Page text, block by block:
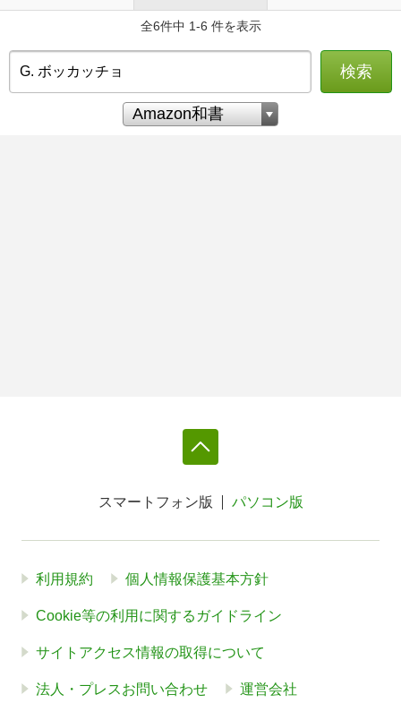
全6件中 1-6 件を表示
検索
スマートフォン版 パソコン版
利用規約 個人情報保護基本方針
Cookie等の利用に関するガイドライン
サイトアクセス情報の取得について
法人・プレスお問い合わせ 運営会社